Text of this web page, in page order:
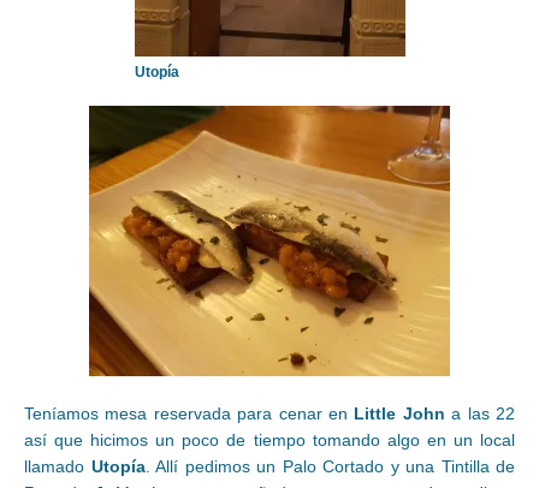
Utopía
Teníamos mesa reservada para cenar en Little John a las 22
así que hicimos un poco de tiempo tomando algo en un local
llamado Utopía. Allí pedimos un Palo Cortado y una Tintilla de